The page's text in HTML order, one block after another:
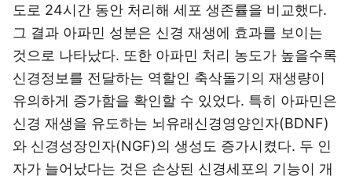
그 결과 아파민 성분은 신경 재생에 효과를 보이는
것으로 나타났다. 또한 아파민 처리 농도가 높을수록
신경정보를 전달하는 역할인 축삭돌기의 재생량이
유의하게 증가함을 확인할 수 있었다. 특히 아파민은
신경 재생을 유도하는 뇌유래신경영양인자(BDNF)
와 신경성장인자(NGF)의 생성도 증가시켰다. 두 인
자가 늘어났다는 것은 손상된 신경세포의 기능이 개
선됐음을 의미한다.